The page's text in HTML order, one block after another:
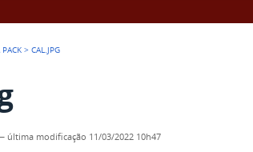
>CAL.JPG
última modificação 11/03/2022 10h47